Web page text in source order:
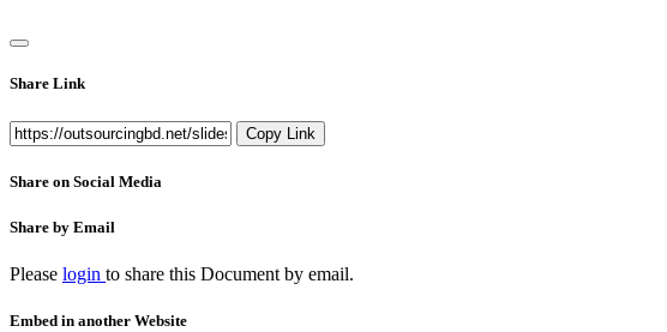
Share Link
Copy Link
Share on Social Media
Share by Email
Please login to share this Document by email.
Embed in another Website